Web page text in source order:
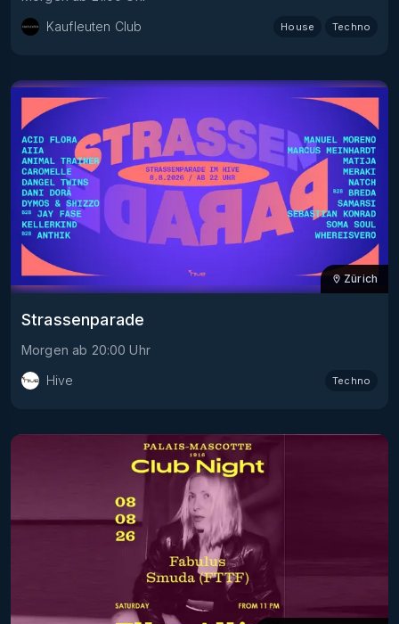
Kaufleuten Club
House Techno
Zürich
Strassenparade
Morgen ab 20:00 Uhr
Hive
Techno